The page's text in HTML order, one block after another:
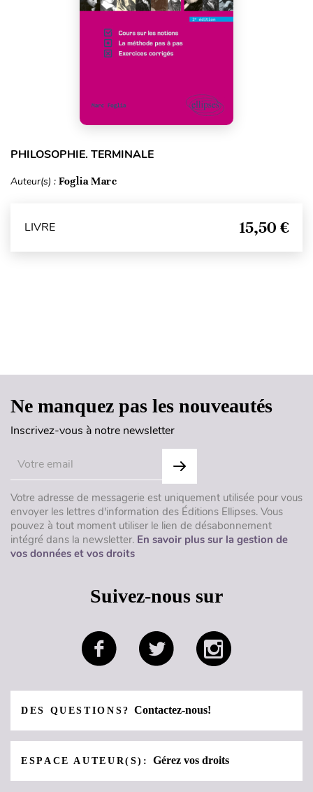
PHILOSOPHIE. TERMINALE
Auteur(s) : Foglia Marc
LIVRE 15,50 €
Ne manquez pas les nouveautés
Inscrivez-vous à notre newsletter
Votre adresse de messagerie est uniquement utilisée pour vous
envoyer les lettres d'information des Éditions Ellipses. Vous
pouvez à tout moment utiliser le lien de désabonnement
intégré dans la newsletter. En savoir plus sur la gestion de
vos données et vos droits
Suivez-nous sur
DES QUESTIONS?Contactez-nous!
ESPACE AUTEUR(S):Gérez vos droits